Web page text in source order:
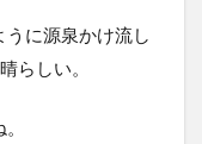
に源泉かけ流し
らしい。